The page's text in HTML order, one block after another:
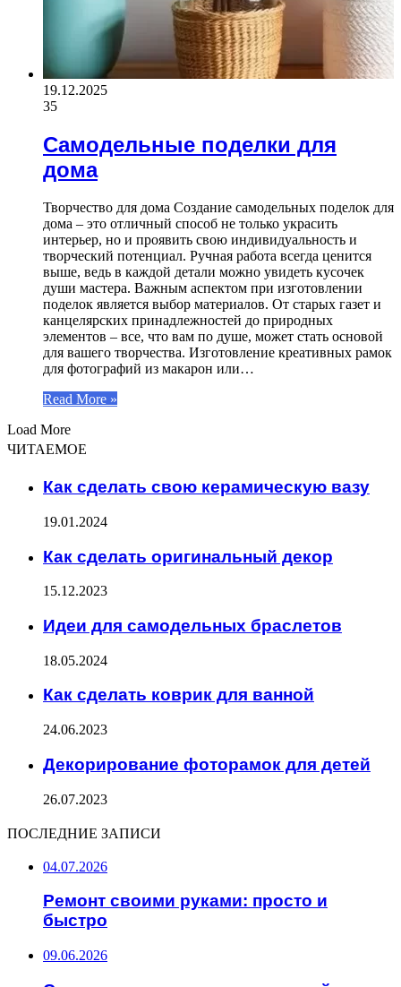
19.12.2025
35
Самодельные поделки для
дома
Творчество для дома Создание самодельных поделок для
дома – это отличный способ не только украсить
интерьер, но и проявить свою индивидуальность и
творческий потенциал. Ручная работа всегда ценится
выше, ведь в каждой детали можно увидеть кусочек
души мастера. Важным аспектом при изготовлении
поделок является выбор материалов. От старых газет и
канцелярских принадлежностей до природных
элементов – все, что вам по душе, может стать основой
для вашего творчества. Изготовление креативных рамок
для фотографий из макарон или…
Read More »
Load More
ЧИТАЕМОЕ
Как сделать свою керамическую вазу
19.01.2024
Как сделать оригинальный декор
15.12.2023
Идеи для самодельных браслетов
18.05.2024
Как сделать коврик для ванной
24.06.2023
Декорирование фоторамок для детей
26.07.2023
ПОСЛЕДНИЕ ЗАПИСИ
04.07.2026
Ремонт своими руками: просто и
быстро
09.06.2026